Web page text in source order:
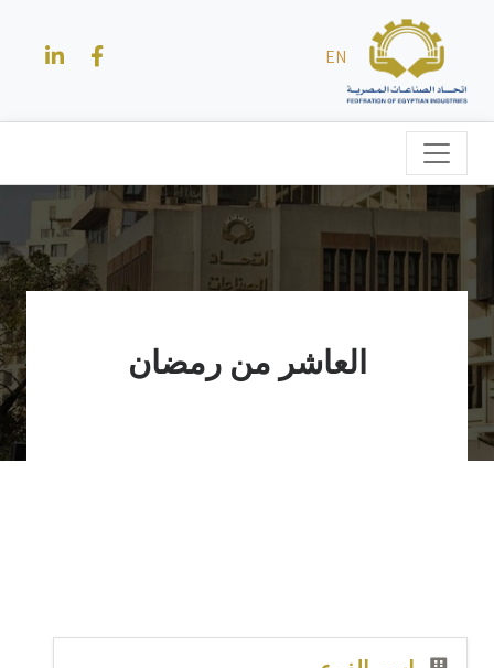
EN
العاشر من رمضان